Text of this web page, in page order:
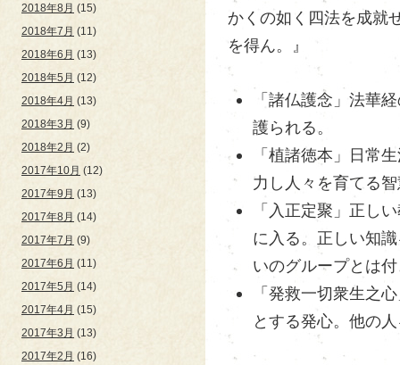
2018年8月 (15)
2018年7月 (11)
2018年6月 (13)
2018年5月 (12)
2018年4月 (13)
2018年3月 (9)
2018年2月 (2)
2017年10月 (12)
2017年9月 (13)
2017年8月 (14)
2017年7月 (9)
2017年6月 (11)
2017年5月 (14)
2017年4月 (15)
2017年3月 (13)
2017年2月 (16)
かくの如く四法を成就
を得ん。』
「諸仏護念」法華
護られる。
「植諸徳本」日常
力し人々を育てる
「入正定聚」正し
に入る。正しい知
いのグループとは
「発救一切衆生之
とする発心。他の